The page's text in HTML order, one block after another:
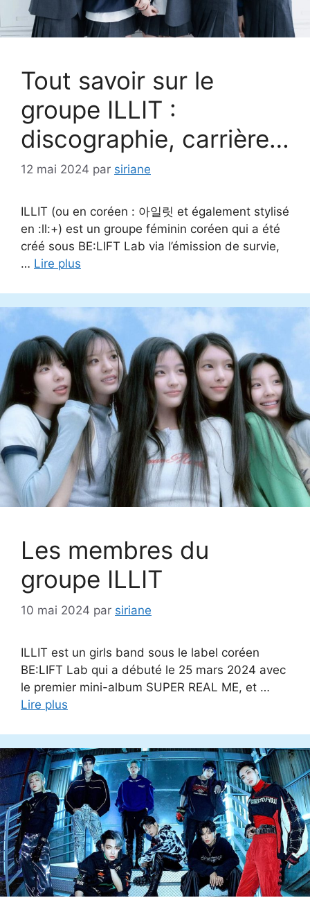
Tout savoir sur le
groupe ILLIT :
discographie, carrière…
12 mai 2024 par siriane
ILLIT (ou en coréen : 아일릿 et également stylisé
en :ll:+) est un groupe féminin coréen qui a été
créé sous BE:LIFT Lab via l’émission de survie,
… Lire plus
Les membres du
groupe ILLIT
10 mai 2024 par siriane
ILLIT est un girls band sous le label coréen
BE:LIFT Lab qui a débuté le 25 mars 2024 avec
le premier mini-album SUPER REAL ME, et …
Lire plus